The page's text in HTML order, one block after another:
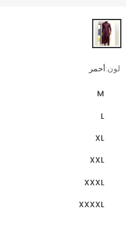
لون:أحمر
M
L
XL
XXL
XXXL
XXXXL